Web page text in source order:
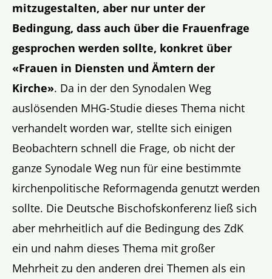
mitzugestalten, aber nur unter der
Bedingung, dass auch über die Frauenfrage
gesprochen werden sollte, konkret über
«Frauen in Diensten und Ämtern der
Kirche». Da in der den Synodalen Weg
auslösenden MHG-Studie dieses Thema nicht
verhandelt worden war, stellte sich einigen
Beobachtern schnell die Frage, ob nicht der
ganze Synodale Weg nun für eine bestimmte
kirchenpolitische Reformagenda genutzt werden
sollte. Die Deutsche Bischofskonferenz ließ sich
aber mehrheitlich auf die Bedingung des ZdK
ein und nahm dieses Thema mit großer
Mehrheit zu den anderen drei Themen als ein